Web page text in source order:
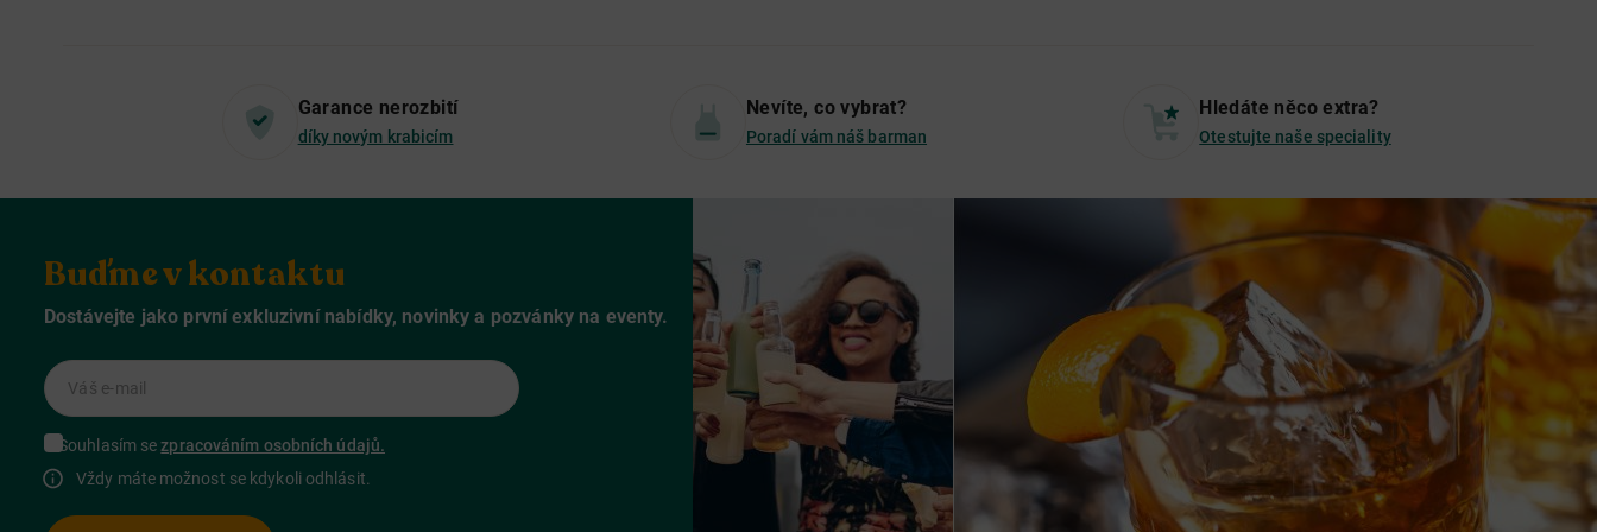
Garance nerozbití
díky novým krabicím
Nevíte, co vybrat?
Poradí vám náš barman
Hledáte něco extra?
Otestujte naše speciality
Buďme v kontaktu
Dostávejte jako první exkluzivní nabídky, novinky a pozvánky na eventy.
Váš e-mail
Souhlasím sezpracováním osobních údajů.
Vždy máte možnost se kdykoli odhlásit.